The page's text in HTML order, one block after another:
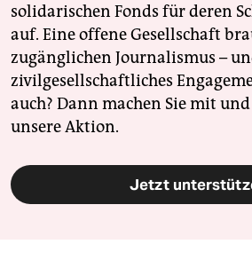
solidarischen Fonds für deren
auf. Eine offene Gesellschaft
zugänglichen Journalismus –
zivilgesellschaftliches
auch? Dann machen Sie mit
unsere Aktion.
Jetzt